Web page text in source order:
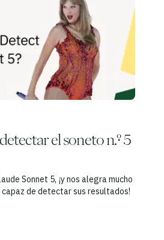
el soneto n.º 5
Sonnet 5, ¡y nos alegra mucho
capaz de detectar sus resultados!